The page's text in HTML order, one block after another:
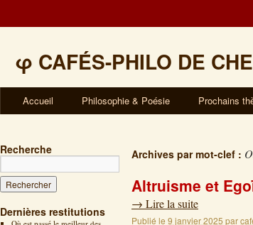
φ CAFÉS-PHILO DE
Accueil Philosophie & Poésie Prochains
Recherche
Dernières restitutions
Archives par mot-clef :
Altruisme et
→ Lire la suite
Publié le 9 janvier 2025 par